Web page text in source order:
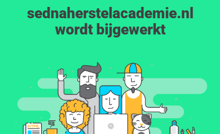
sednaherstelacademie.nl
wordt bijgewerkt